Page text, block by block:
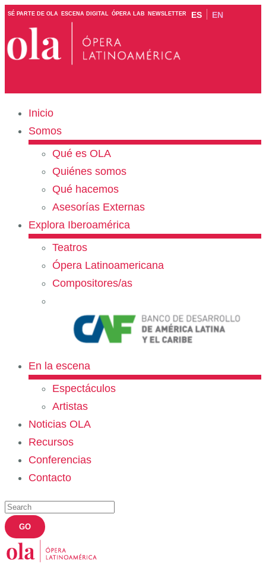
SÉ PARTE DE OLA ESCENA DIGITAL ÓPERA LAB NEWSLETTER ES EN
Inicio
Somos
Qué es OLA
Quiénes somos
Qué hacemos
Asesorías Externas
Explora Iberoamérica
Teatros
Ópera Latinoamericana
Compositores/as
En la escena
Espectáculos
Artistas
Noticias OLA
Recursos
Conferencias
Contacto